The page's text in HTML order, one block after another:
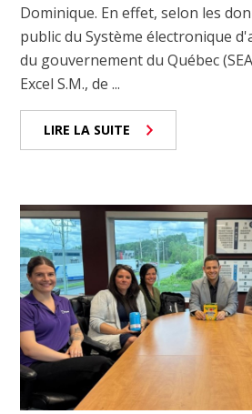
Dominique. En effet, selon les
public du Système électronique
du gouvernement du Québec
Excel S.M., de ...
LIRE LA SUITE